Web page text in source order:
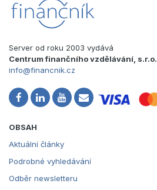
Server od roku 2003 vydává
Centrum finančního vzdělávání, s.r.o.
info@financnik.cz
OBSAH
Aktuální články
Podrobné vyhledávání
Odběr newsletteru